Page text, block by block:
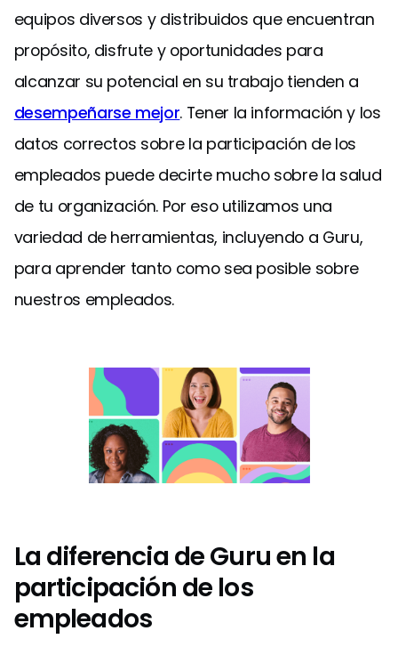
equipos diversos y distribuidos que encuentran
propósito, disfrute y oportunidades para
alcanzar su potencial en su trabajo tienden a
desempeñarse mejor. Tener la información y los
datos correctos sobre la participación de los
empleados puede decirte mucho sobre la salud
de tu organización. Por eso utilizamos una
variedad de herramientas, incluyendo a Guru,
para aprender tanto como sea posible sobre
nuestros empleados.
La diferencia de Guru en la
participación de los
empleados